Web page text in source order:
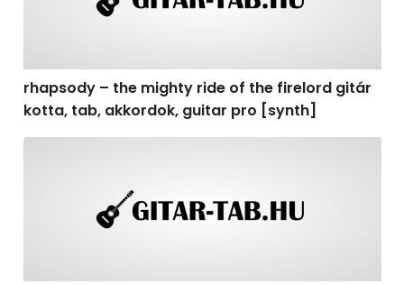
rhapsody – the mighty ride of the firelord gitár
kotta, tab, akkordok, guitar pro [synth]